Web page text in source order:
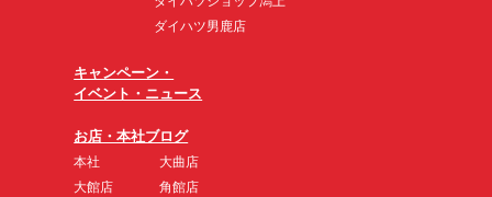
ダイハツ男鹿店
キャンペーン・
イベント・ニュース
お店・本社ブログ
本社
大館店
大曲店
角館店